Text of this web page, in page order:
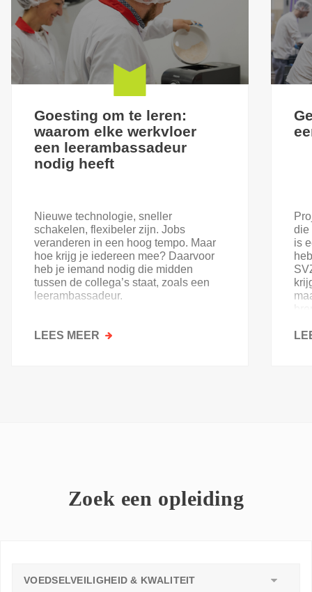
Goesting om te leren:
waarom elke werkvloer
een leerambassadeur
nodig heeft
Nieuwe technologie, sneller
schakelen, flexibeler zijn. Jobs
veranderen in een hoog tempo. Maar
hoe krijg je iedereen mee? Daarvoor
heb je iemand nodig die midden
tussen de collega’s staat, zoals een
leerambassadeur.
LEES MEER OVER
NODIG
die
is
Zoek een opleiding
VOEDSELVEILIGHEID & KWALITEIT